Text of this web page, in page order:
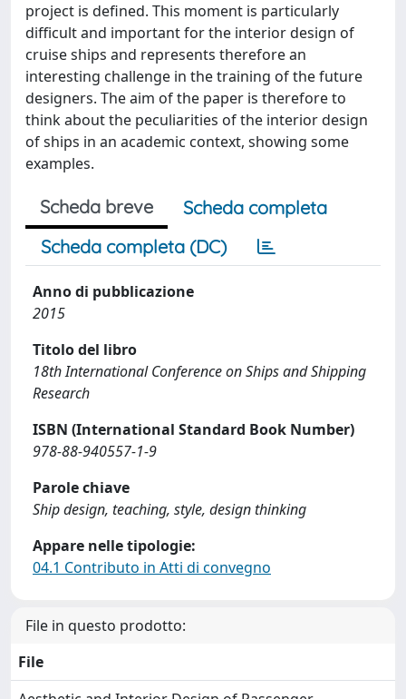
project is defined. This moment is particularly
difficult and important for the interior design of
cruise ships and represents therefore an
interesting challenge in the training of the future
designers. The aim of the paper is therefore to
think about the peculiarities of the interior design
of ships in an academic context, showing some
examples.
Scheda breve
Scheda completa
Scheda completa (DC)
Anno di pubblicazione
2015
Titolo del libro
18th International Conference on Ships and Shipping
Research
ISBN (International Standard Book Number)
978-88-940557-1-9
Parole chiave
Ship design, teaching, style, design thinking
Appare nelle tipologie:
04.1 Contributo in Atti di convegno
File in questo prodotto:
File